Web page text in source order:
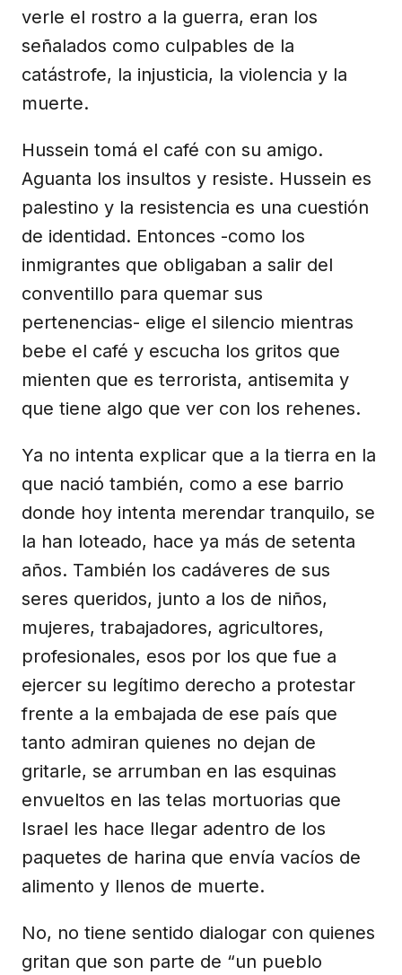
verle el rostro a la guerra, eran los
señalados como culpables de la
catástrofe, la injusticia, la violencia y la
muerte.
Hussein tomá el café con su amigo.
Aguanta los insultos y resiste. Hussein es
palestino y la resistencia es una cuestión
de identidad. Entonces -como los
inmigrantes que obligaban a salir del
conventillo para quemar sus
pertenencias- elige el silencio mientras
bebe el café y escucha los gritos que
mienten que es terrorista, antisemita y
que tiene algo que ver con los rehenes.
Ya no intenta explicar que a la tierra en la
que nació también, como a ese barrio
donde hoy intenta merendar tranquilo, se
la han loteado, hace ya más de setenta
años. También los cadáveres de sus
seres queridos, junto a los de niños,
mujeres, trabajadores, agricultores,
profesionales, esos por los que fue a
ejercer su legítimo derecho a protestar
frente a la embajada de ese país que
tanto admiran quienes no dejan de
gritarle, se arrumban en las esquinas
envueltos en las telas mortuorias que
Israel les hace llegar adentro de los
paquetes de harina que envía vacíos de
alimento y llenos de muerte.
No, no tiene sentido dialogar con quienes
gritan que son parte de “un pueblo